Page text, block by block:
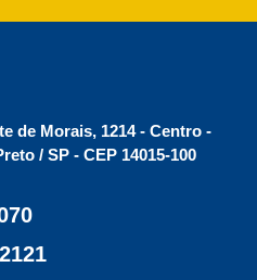
de Morais, 1214 - Centro -
/ SP - CEP 14015-100